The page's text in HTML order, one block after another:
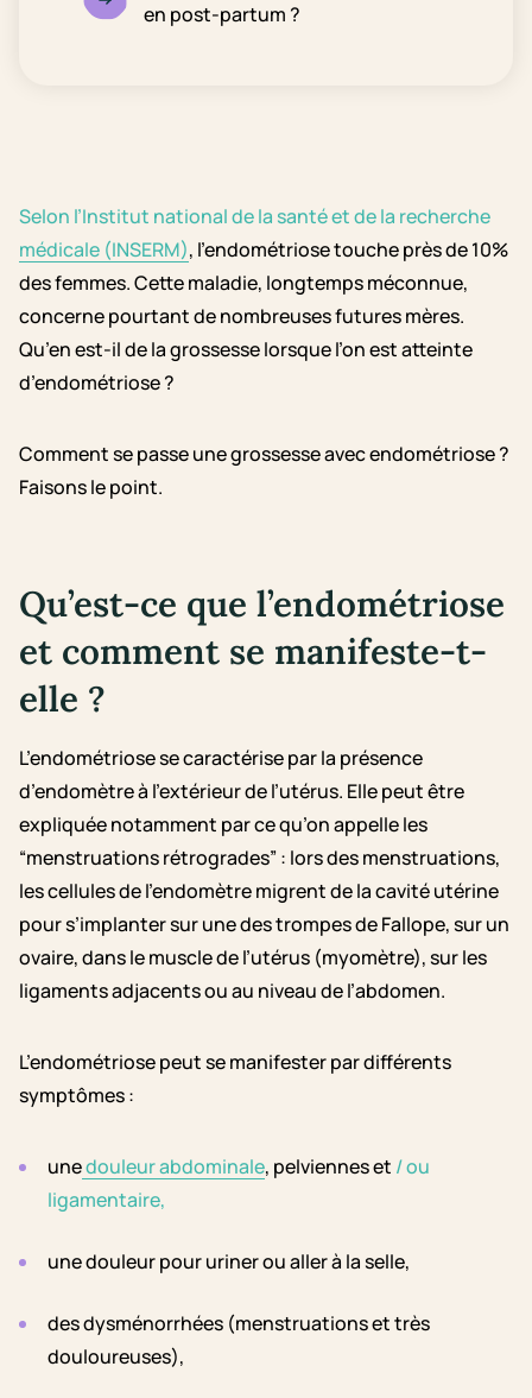
en post-partum ?
Selon l’Institut national de la santé et de la recherche
médicale (INSERM), l’endométriose touche près de 10%
des femmes. Cette maladie, longtemps méconnue,
concerne pourtant de nombreuses futures mères.
Qu’en est-il de la grossesse lorsque l’on est atteinte
d’endométriose ?
Comment se passe une grossesse avec endométriose ?
Faisons le point.
Qu’est-ce que l’endométriose
et comment se manifeste-t-
elle ?
L’endométriose se caractérise par la présence
d’endomètre à l’extérieur de l’utérus. Elle peut être
expliquée notamment par ce qu’on appelle les
“menstruations rétrogrades” : lors des menstruations,
les cellules de l’endomètre migrent de la cavité utérine
pour s’implanter sur une des trompes de Fallope, sur un
ovaire, dans le muscle de l’utérus (myomètre), sur les
ligaments adjacents ou au niveau de l’abdomen.
L’endométriose peut se manifester par différents
symptômes :
unedouleur abdominale, pelviennes et / ou
ligamentaire,
une douleur pour uriner ou aller à la selle,
des dysménorrhées (menstruations et très
douloureuses),